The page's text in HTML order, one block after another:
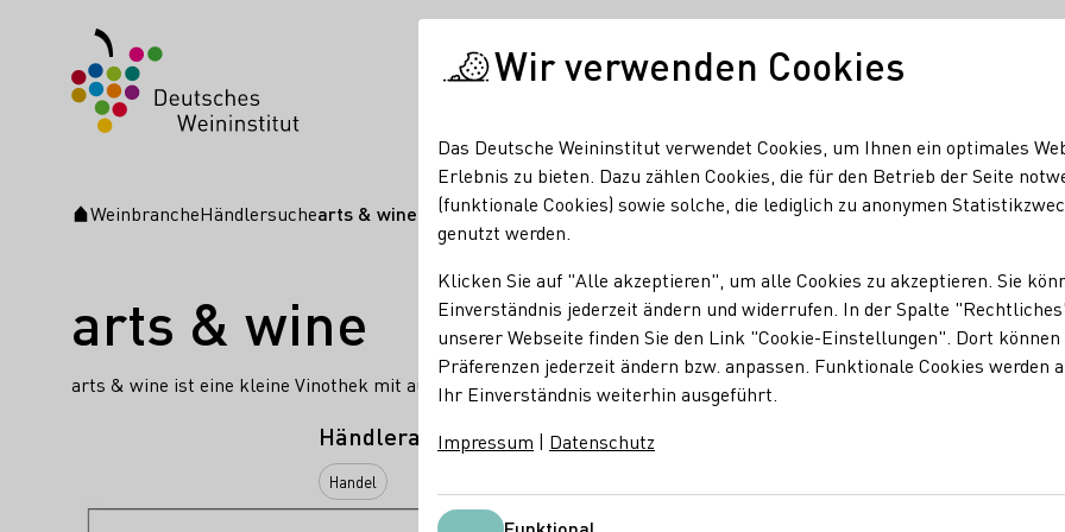
Startseite
WeinbrancheHändlersuchearts & wine
arts & wine
arts & wine ist eine kleine Vinothek mit ausgewählten Weinen, Schaumweine und Bränden aus der ganzen Welt.
Händlerart
Handel
Das könnte Sie auch interessieren
Wir verwenden Cookies
Das Deutsche Weininstitut verwendet Cookies, um Ihnen ein optimales
Erlebnis zu bieten. Dazu zählen Cookies, die für den Betrieb der Seite
(funktionale Cookies) sowie solche, die lediglich zu anonymen
genutzt werden.
Klicken Sie auf "Alle akzeptieren", um alle Cookies zu akzeptieren. Sie
Einverständnis jederzeit ändern und widerrufen. In der Spalte
unserer Webseite finden Sie den Link "Cookie-Einstellungen". Dort können
Präferenzen jederzeit ändern bzw. anpassen. Funktionale Cookies werden
Ihr Einverständnis weiterhin ausgeführt.
Impressum | Datenschutz